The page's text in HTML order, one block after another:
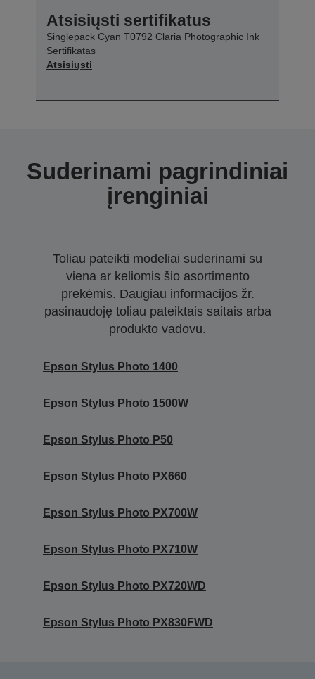
Atsisiųsti sertifikatus
Singlepack Cyan T0792 Claria Photographic Ink
Sertifikatas
Atsisiųsti
Suderinami pagrindiniai
įrenginiai
Toliau pateikti modeliai suderinami su
viena ar keliomis šio asortimento
prekėmis. Daugiau informacijos žr.
pasinaudoję toliau pateiktais saitais arba
produkto vadovu.
Epson Stylus Photo 1400
Epson Stylus Photo 1500W
Epson Stylus Photo P50
Epson Stylus Photo PX660
Epson Stylus Photo PX700W
Epson Stylus Photo PX710W
Epson Stylus Photo PX720WD
Epson Stylus Photo PX830FWD